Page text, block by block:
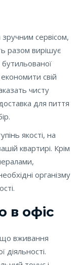
сервісом,
разом вирішує
бутильованої
свій
чисту
для пиття
якості, на
квартирі. Крім
організму
в офіс
вживання
діяльності.